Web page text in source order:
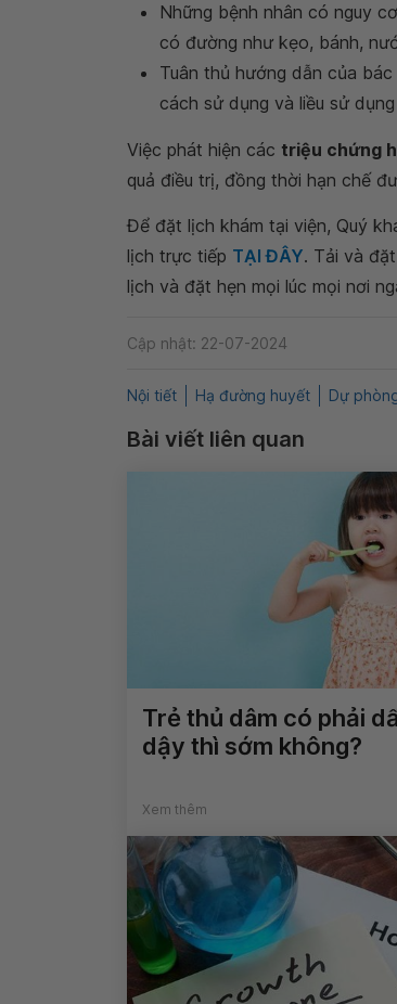
Những bệnh nhân có nguy
có đường như kẹo, bánh,
Tuân thủ hướng dẫn của
cách sử dụng và liều sử
Việc phát hiện các triệu chứng
quả điều trị, đồng thời hạn chế
Để đặt lịch khám tại viện, Quý
lịch trực tiếp TẠI ĐÂY. Tải và
lịch và đặt hẹn mọi lúc mọi nơi
Cập nhật: 22-07-2024
Nội tiết Hạ đường huyết Dự
Bài viết liên quan
Trẻ thủ dâm có phải
dậy thì sớm không?
Xem thêm